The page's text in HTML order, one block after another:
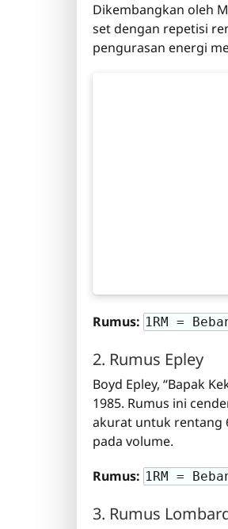
Dikembangkan oleh
set dengan repetisi
pengurasan energi
Rumus: 1RM =
2. Rumus Epley
Boyd Epley, “Bapak
1985. Rumus ini
akurat untuk rentang
pada volume.
Rumus: 1RM =
3. Rumus